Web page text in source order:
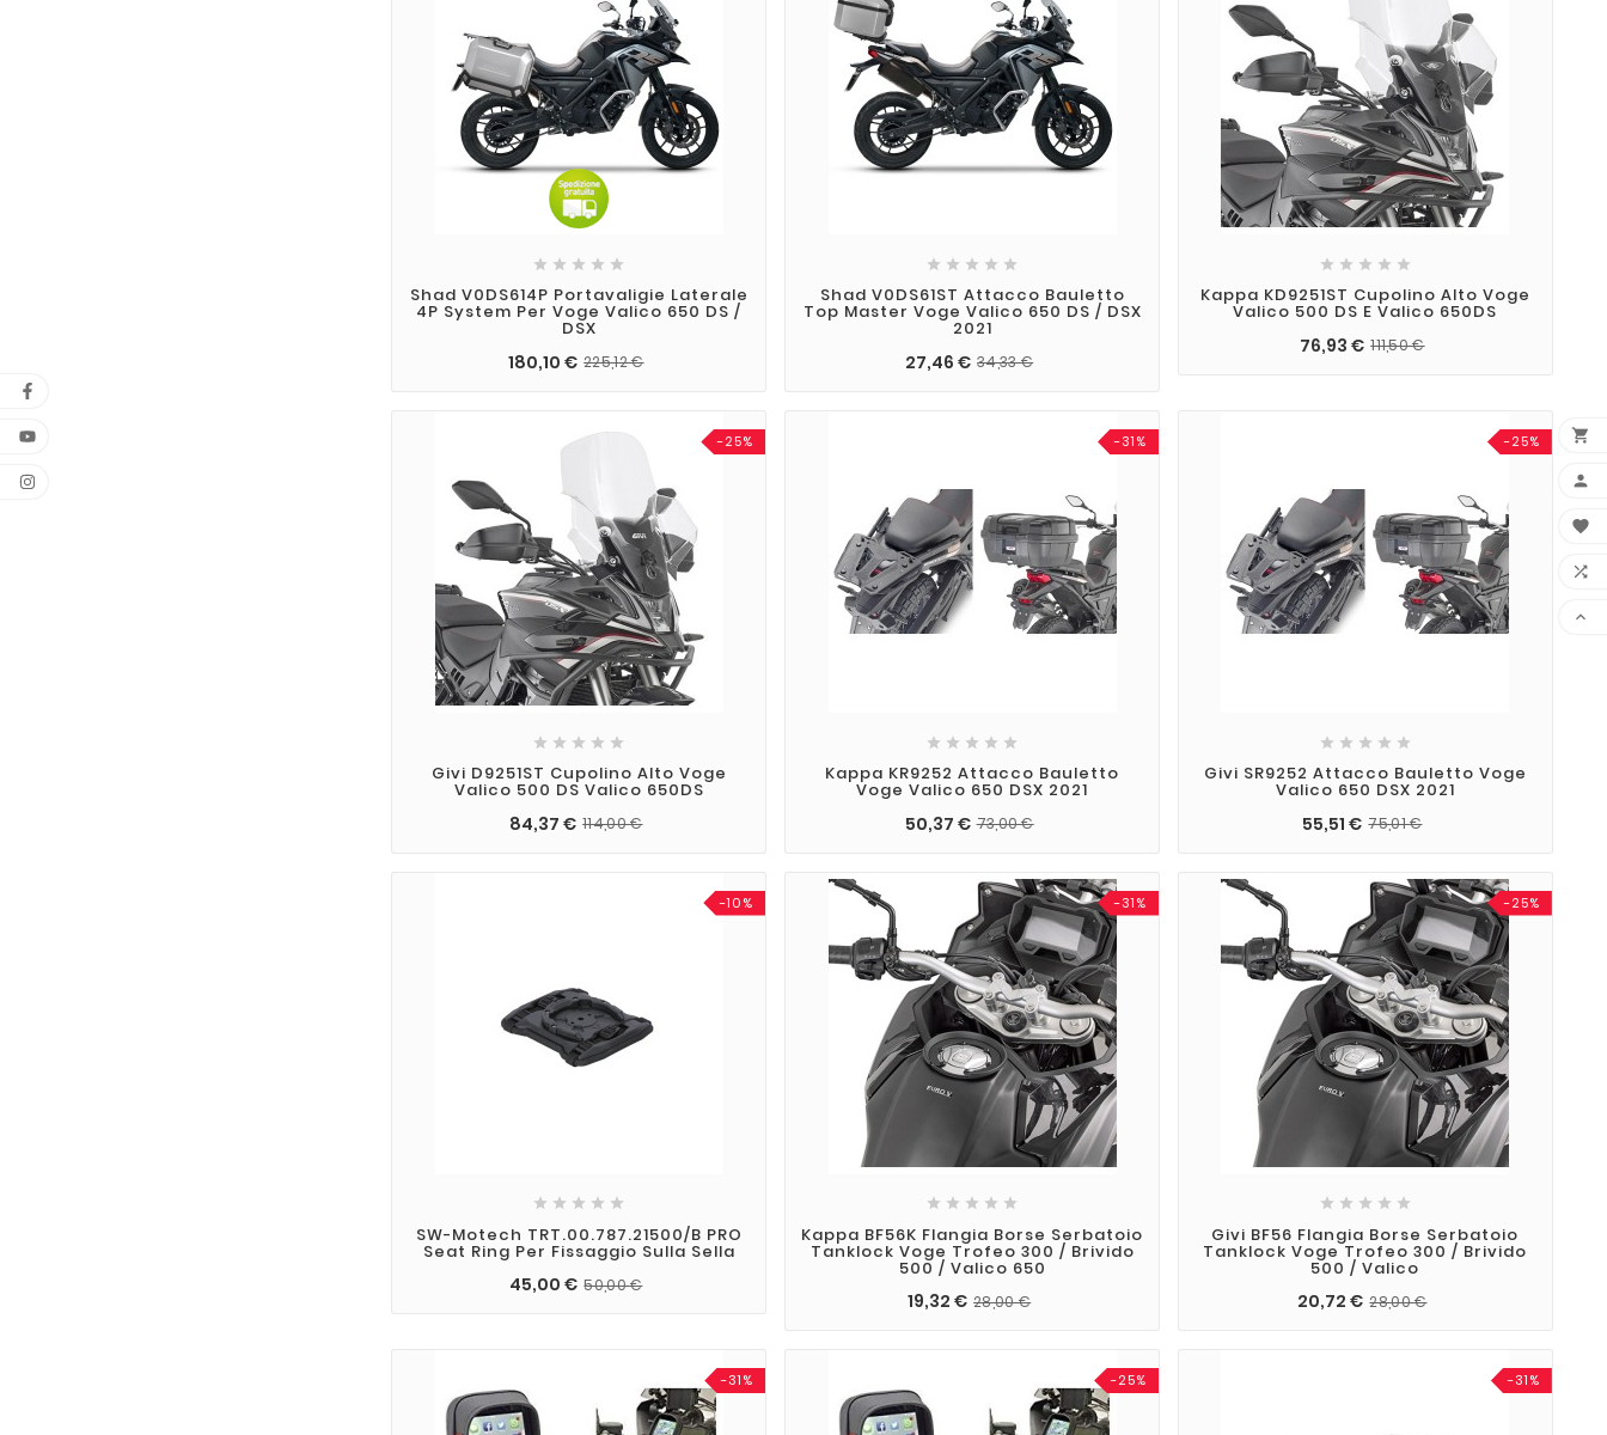
    
Shad V0DS614P Portavaligie Laterale
4P System Per Voge Valico 650 DS /
DSX
180,10 € 225,12 €
    
Shad V0DS61ST Attacco Bauletto
Top Master Voge Valico 650 DS / DSX
2021
27,46 € 34,33 €
    
Kappa KD9251ST Cupolino Alto Voge
Valico 500 DS E Valico 650DS
76,93 € 111,50 €
-25%
    
Givi D9251ST Cupolino Alto Voge
Valico 500 DS Valico 650DS
84,37 € 114,00 €
-31%
    
Kappa KR9252 Attacco Bauletto
Voge Valico 650 DSX 2021
50,37 € 73,00 €
-25%
    
Givi SR9252 Attacco Bauletto Voge
Valico 650 DSX 2021
55,51 € 75,01 €
-10%
    
SW-Motech TRT.00.787.21500/B PRO
Seat Ring Per Fissaggio Sulla Sella
45,00 € 50,00 €
-31%
    
Kappa BF56K Flangia Borse Serbatoio
Tanklock Voge Trofeo 300 / Brivido
500 / Valico 650
19,32 € 28,00 €
-25%
    
Givi BF56 Flangia Borse Serbatoio
Tanklock Voge Trofeo 300 / Brivido
500 / Valico
20,72 € 28,00 €
-31% -25% -31%




